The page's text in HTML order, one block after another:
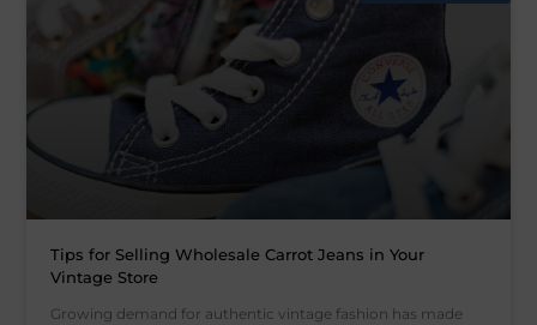
Tips for Selling Wholesale Carrot Jeans in Your
Vintage Store
Growing demand for authentic vintage fashion has made